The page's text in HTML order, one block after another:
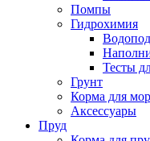
Помпы
Гидрохимия
Тесты
Грунт
Корма для
Аксессуары
Пруд